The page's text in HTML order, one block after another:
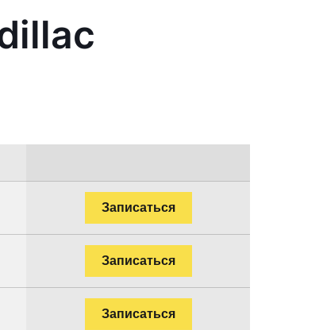
Записаться
Записаться
Записаться